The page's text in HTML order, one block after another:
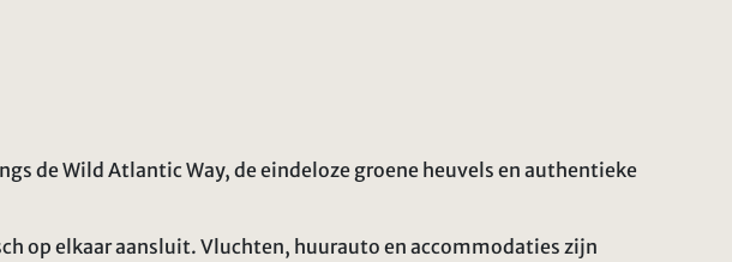
de Wild Atlantic Way, de eindeloze groene heuvels en authentieke
op elkaar aansluit. Vluchten, huurauto en accommodaties zijn